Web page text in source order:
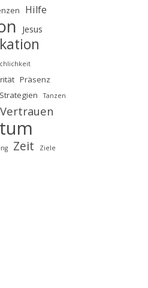
Hilfe
Jesus
Präsenz
Strategien Tanzen
Vertrauen
Zeit
Ziele